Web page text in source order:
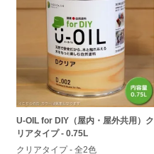
U-OIL for DIY（屋内・屋外共用）ク
リアタイプ - 0.75L
クリアタイプ - 全2色